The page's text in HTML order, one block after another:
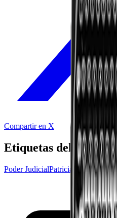
Compartir en X
Etiquetas del audio
Poder JudicialPatricia Mora